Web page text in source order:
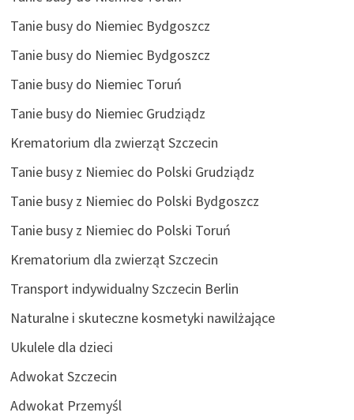
Tanie busy do Niemiec Bydgoszcz
Tanie busy do Niemiec Bydgoszcz
Tanie busy do Niemiec Toruń
Tanie busy do Niemiec Grudziądz
Krematorium dla zwierząt Szczecin
Tanie busy z Niemiec do Polski Grudziądz
Tanie busy z Niemiec do Polski Bydgoszcz
Tanie busy z Niemiec do Polski Toruń
Krematorium dla zwierząt Szczecin
Transport indywidualny Szczecin Berlin
Naturalne i skuteczne kosmetyki nawilżające
Ukulele dla dzieci
Adwokat Szczecin
Adwokat Przemyśl